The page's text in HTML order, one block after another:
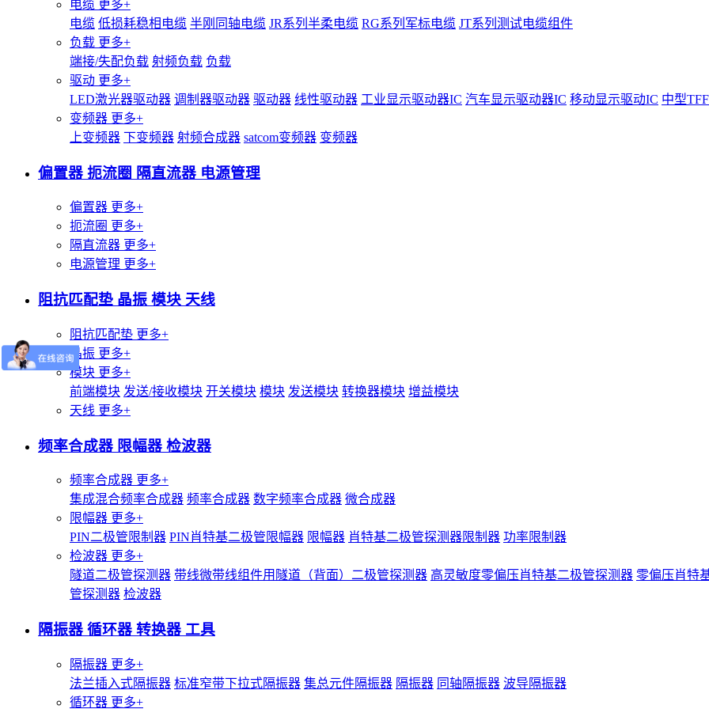
电缆 更多+
电缆 低损耗稳相电缆 半刚同轴电缆 JR系列半柔电缆 RG系列军标电缆 JT系列测试电缆组件
负载 更多+
端接/失配负载 射频负载 负载
驱动 更多+
LED激光器驱动器 调制器驱动器 驱动器 线性驱动器 工业显示驱动器IC 汽车显示驱动器IC 移动显示驱动IC 中型
变频器 更多+
上变频器 下变频器 射频合成器 satcom变频器 变频器
偏置器 扼流圈 隔直流器 电源管理
偏置器 更多+
扼流圈 更多+
隔直流器 更多+
电源管理 更多+
阻抗匹配垫 晶振 模块 天线
阻抗匹配垫 更多+
晶振 更多+
模块 更多+
前端模块 发送/接收模块 开关模块 模块 发送模块 转换器模块 增益模块
天线 更多+
频率合成器 限幅器 检波器
频率合成器 更多+
集成混合频率合成器 频率合成器 数字频率合成器 微合成器
限幅器 更多+
PIN二极管限制器 PIN肖特基二极管限幅器 限幅器 肖特基二极管探测器限制器 功率限制器
检波器 更多+
隧道二极管探测器 带线微带线组件用隧道（背面）二极管探测器 高灵敏度零偏压肖特基二极管探测器 零偏压肖特
管探测器 检波器
隔振器 循环器 转换器 工具
隔振器 更多+
法兰插入式隔振器 标准窄带下拉式隔振器 集总元件隔振器 隔振器 同轴隔振器 波导隔振器
循环器 更多+